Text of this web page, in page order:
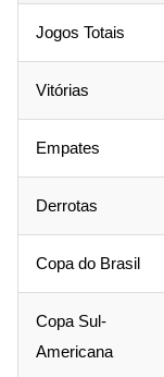
Jogos Totais
Vitórias
Empates
Derrotas
Copa do Brasil
Copa Sul-
Americana